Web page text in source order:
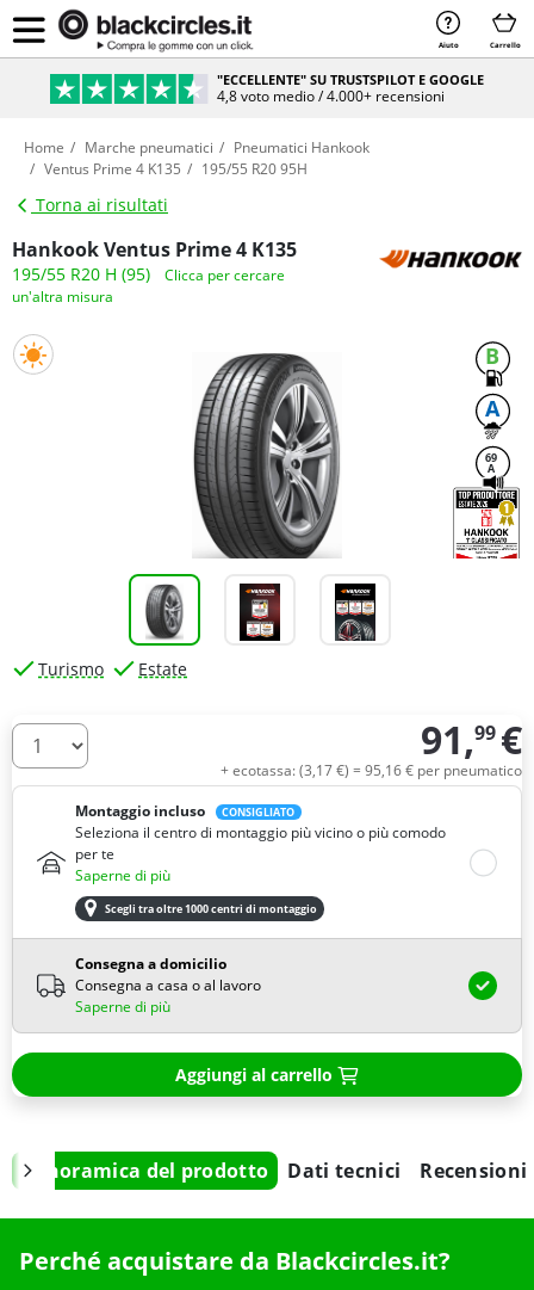
Aiuto Carrello
"ECCELLENTE" SU TRUSTSPILOT E GOOGLE
4,8 voto medio / 4.000+ recensioni
Home Marche pneumatici
Pneumatici Hankook
Ventus Prime 4 K135
195/55 R20 95H
Torna ai risultati
Hankook Ventus Prime 4 K135
195/55 R20 H (95)
Clicca per cercare
un'altra misura
B
A
69
A
Turismo Estate
Quantità 91,99 €
+ ecotassa: (3,17€) = 95,16€ per pneumatico
Montaggio incluso
CONSIGLIATO
Seleziona il centro di montaggio più vicino o più comodo
per te
Saperne di più
Scegli tra oltre 1000 centri di montaggio
Consegna a domicilio
Consegna a casa o al lavoro
Saperne di più
Aggiungi al carrello
Panoramica del prodotto Dati tecnici Recensioni
Perché acquistare da Blackcircles.it?